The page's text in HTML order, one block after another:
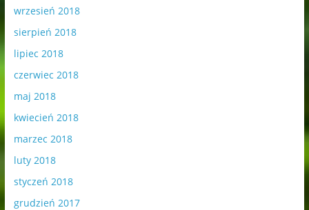
wrzesień 2018
sierpień 2018
lipiec 2018
czerwiec 2018
maj 2018
kwiecień 2018
marzec 2018
luty 2018
styczeń 2018
grudzień 2017